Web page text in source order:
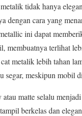
tidak hanya
dengan cara yang
ini dapat
membuatnya terlihat
metalik lebih tahan
segar, meskipun mobil
matte selalu
berkelas dan